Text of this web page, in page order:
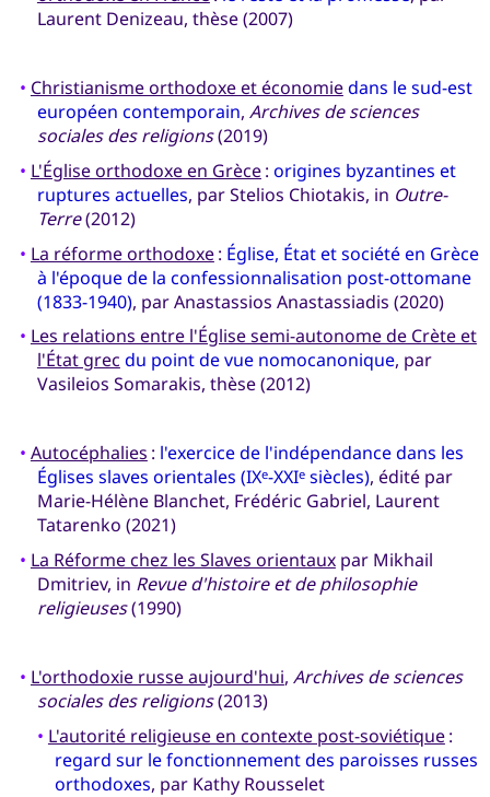
Laurent Denizeau, thèse (2007)
• Christianisme orthodoxe et économiedans le sud-est
européen contemporain, Archives de sciences
sociales des religions(2019)
• L'Église orthodoxe en Grèce: origines byzantines et
ruptures actuelles, par Stelios Chiotakis, in Outre-
Terre(2012)
• La réforme orthodoxe: Église, État et société en Grèce
à l'époque de la confessionnalisation post-ottomane
(1833-1940), par Anastassios Anastassiadis (2020)
• Les relations entre l'Église semi-autonome de Crète et
l'État grec du point de vue nomocanonique, par
Vasileios Somarakis, thèse (2012)
• Autocéphalies : l'exercice de l'indépendance dans les
Églises slaves orientales (IXe-XXIesiècles), édité par
Marie-Hélène Blanchet, Frédéric Gabriel, Laurent
Tatarenko (2021)
• La Réforme chez les Slaves orientauxpar Mikhail
Dmitriev, in Revue d'histoire et de philosophie
religieuses(1990)
• L'orthodoxie russe aujourd'hui, Archives de sciences
sociales des religions(2013)
• L'autorité religieuse en contexte post-soviétique:
regard sur le fonctionnement des paroisses russes
orthodoxes, par Kathy Rousselet